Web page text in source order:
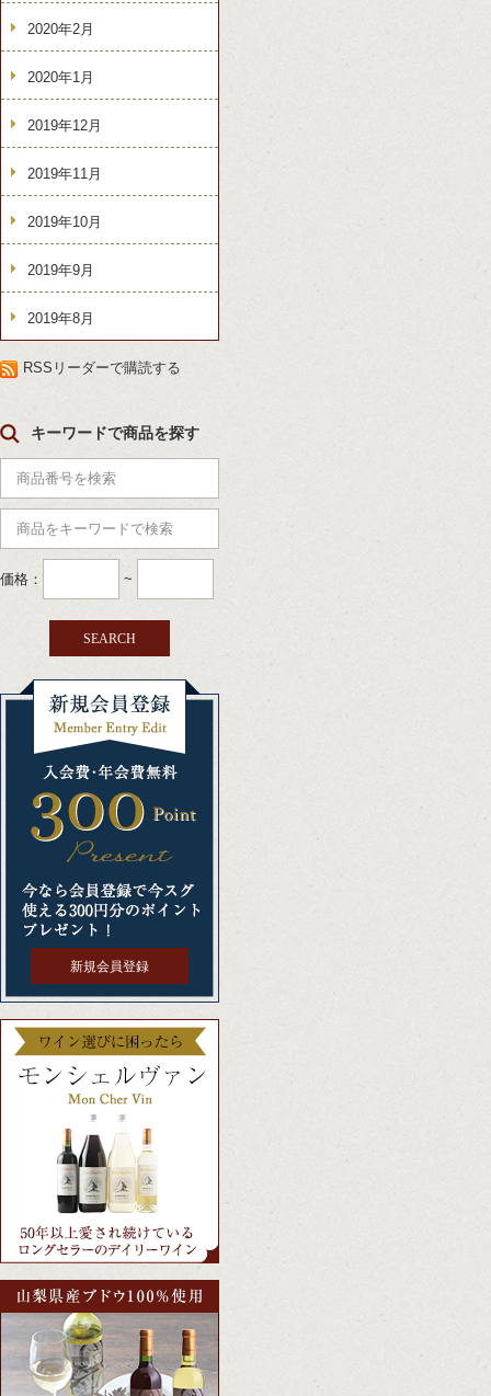
2020年2月
2020年1月
2019年12月
2019年11月
2019年10月
2019年9月
2019年8月
RSSリーダーで購読する
キーワードで商品を探す
価格： ~
新規会員登録